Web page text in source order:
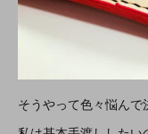
そうやって色々悩んで